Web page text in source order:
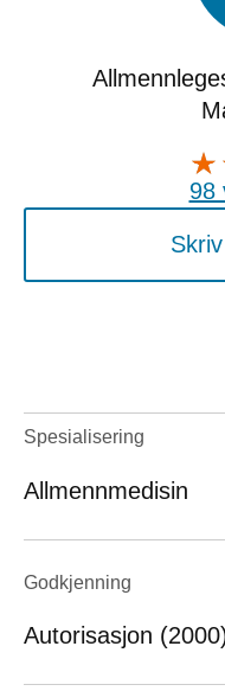
98
Spesialisering
Allmennmedisin
Godkjenning
Autorisasjon